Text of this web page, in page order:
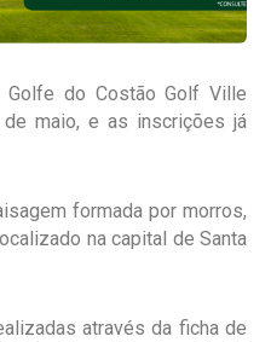
do Costão Golf Ville
maio, e as inscrições já
formada por morros,
na capital de Santa
através da ficha de